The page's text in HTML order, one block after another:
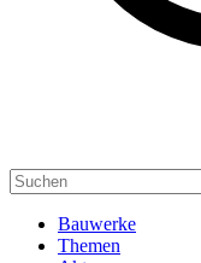
Bauwerke
Themen